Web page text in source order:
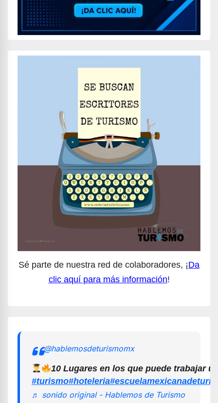
Sé parte de nuestra red de colaboradores, ¡Da
clic aquí para más información!
@hablemosdeturismomx
10 Lugares en los que puede trabajar
#turismo#hoteleria
♬ sonido original - Hablemos de Turismo